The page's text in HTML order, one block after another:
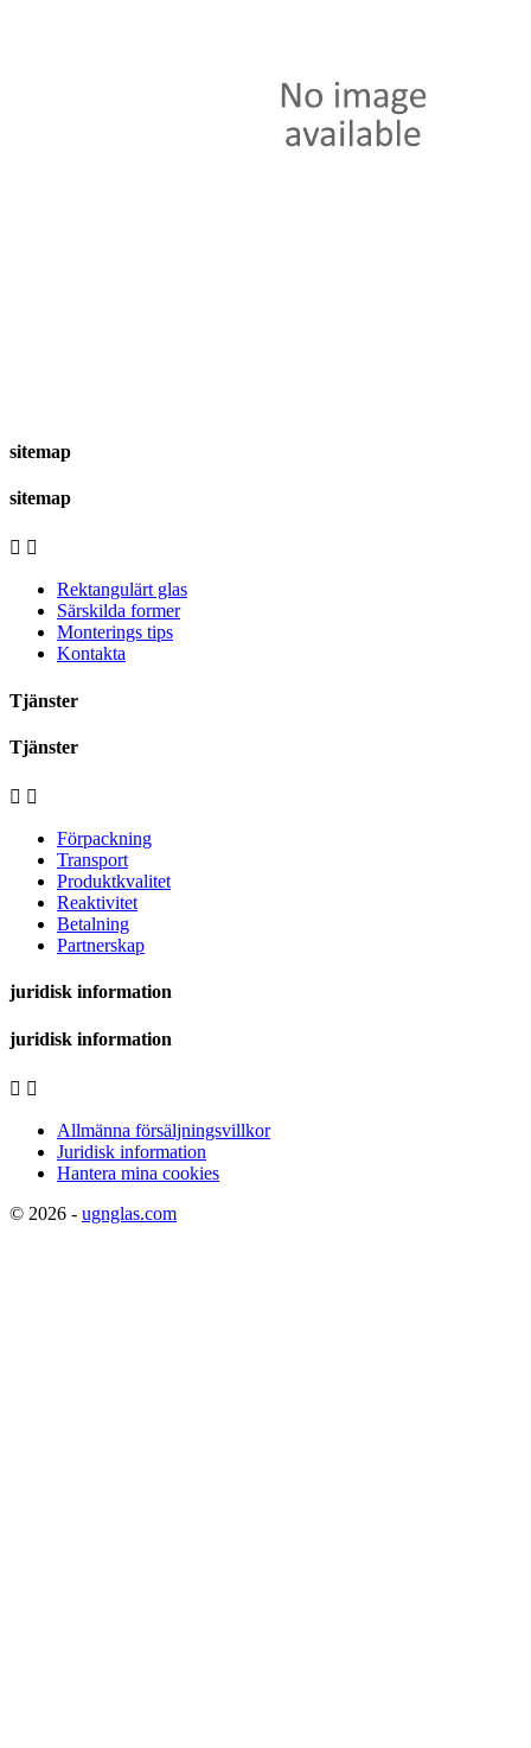
sitemap
sitemap
 
Rektangulärt glas
Särskilda former
Monterings tips
Kontakta
Tjänster
Tjänster
 
Förpackning
Transport
Produktkvalitet
Reaktivitet
Betalning
Partnerskap
juridisk information
juridisk information
 
Allmänna försäljningsvillkor
Juridisk information
Hantera mina cookies
© 2026 - ugnglas.com